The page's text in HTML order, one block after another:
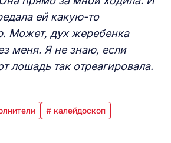
ей какую-то
Может, дух жеребенка
меня. Я не знаю, если
лошадь так отреагировала.
# калейдоскоп